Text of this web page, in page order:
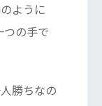
ように
つの手で
勝ちなの